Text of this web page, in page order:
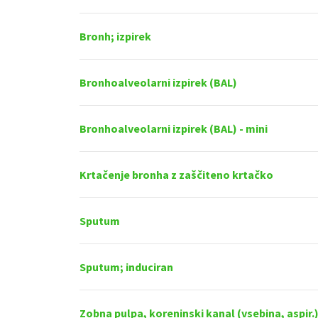
Bronh; izpirek
Bronhoalveolarni izpirek (BAL)
Bronhoalveolarni izpirek (BAL) - mini
Krtačenje bronha z zaščiteno krtačko
Sputum
Sputum; induciran
Zobna pulpa, koreninski kanal (vsebina, aspir.)